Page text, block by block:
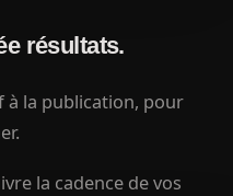
résultats.
à la publication, pour
la cadence de vos